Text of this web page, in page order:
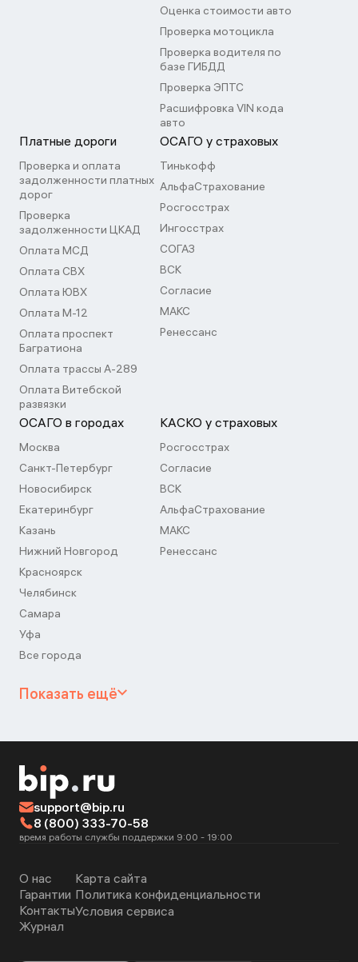
Оценка стоимости авто
Проверка мотоцикла
Проверка водителя по
базе ГИБДД
Проверка ЭПТС
Расшифровка VIN кода
авто
Платные дороги
Проверка и оплата
задолженности платных
дорог
Проверка
задолженности ЦКАД
Оплата МСД
Оплата СВХ
Оплата ЮВХ
Оплата М-12
Оплата проспект
Багратиона
Оплата трассы А-289
Оплата Витебской
развязки
ОСАГО у страховых
Тинькофф
АльфаСтрахование
Росгосстрах
Ингосстрах
СОГАЗ
ВСК
Согласие
МАКС
Ренессанс
ОСАГО в городах
Москва
Санкт-Петербург
Новосибирск
Екатеринбург
Казань
Нижний Новгород
Красноярск
Челябинск
Самара
Уфа
Все города
КАСКО у страховых
Росгосстрах
Согласие
ВСК
АльфаСтрахование
МАКС
Ренессанс
Показать ещё
support@bip.ru
8 (800) 333-70-58
время работы службы поддержки 9:00 - 19:00
О нас
Гарантии
Контакты
Журнал
Карта сайта
Политика конфиденциальности
Условия сервиса